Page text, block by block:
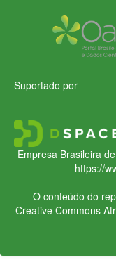
Suportado por
Empresa Brasileira
https://
O conteúdo do
Creative Commons